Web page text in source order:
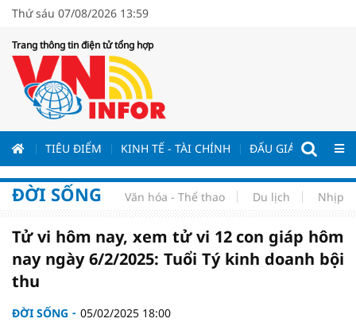
Thứ sáu 07/08/2026 13:59
Trang thông tin điện tử tổng hợp
TIÊU ĐIỂM KINH TẾ - TÀI CHÍNH ĐẤU GIÁ - ĐẤU
ĐỜI SỐNG Văn hóa - Thể thao Du lịch Nhịp
Tử vi hôm nay, xem tử vi 12 con giáp hôm
nay ngày 6/2/2025: Tuổi Tý kinh doanh bội
thu
ĐỜI SỐNG 05/02/2025 18:00